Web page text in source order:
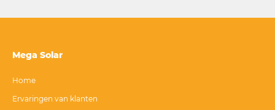
Mega Solar
Home
Ervaringen van klanten